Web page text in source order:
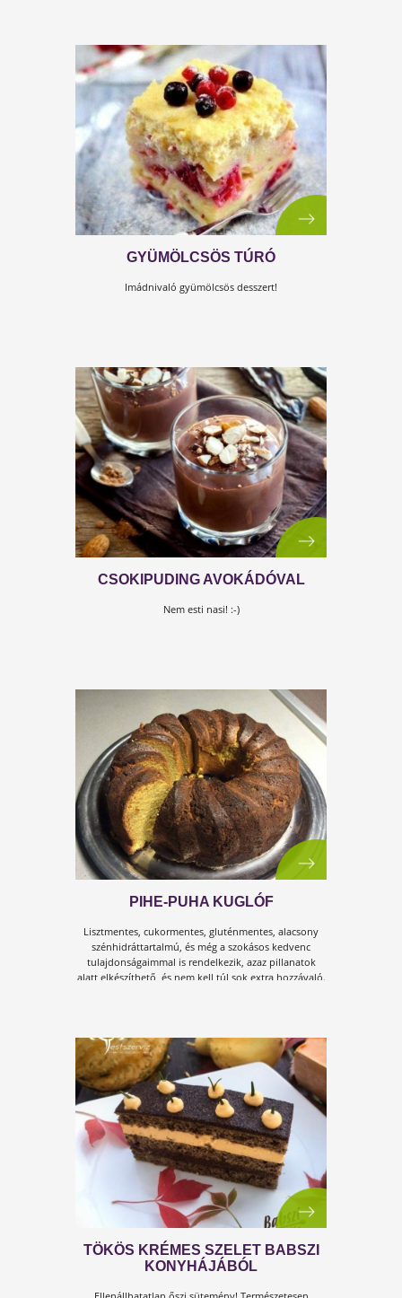
EPRES-ZABPELYHES DESSZERT
Újabb kihagyhatatlan diétás sütemény Babszi
konyhájából!
SÓS, ROPOGÓS SÜTEMÉNY
Természetesen gluténmentesen!